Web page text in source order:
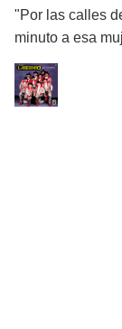
"Por las calles
minuto a esa